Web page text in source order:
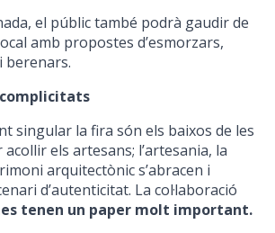
el públic també podrà gaudir de
amb propostes d’esmorzars,
berenars.
singular la fira són els baixos de les
els artesans; l’artesania, la
arquitectònic s’abracen i
d’autenticitat. La col·laboració
tenen un paper molt important.